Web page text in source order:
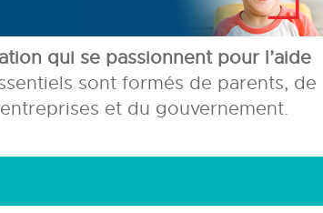
qui se passionnent pour l’aide
sont formés de parents, de
et du gouvernement.